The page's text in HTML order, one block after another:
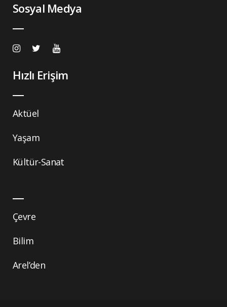
Sosyal Medya
Hızlı Erişim
Aktüel
Yaşam
Kültür-Sanat
Çevre
Bilim
Arel’den